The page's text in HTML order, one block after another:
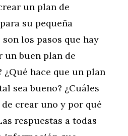
un plan de
su pequeña
son los pasos que hay
un buen plan de
hace que un plan
sea bueno? ¿Cuáles
crear uno y por qué
respuestas a todas